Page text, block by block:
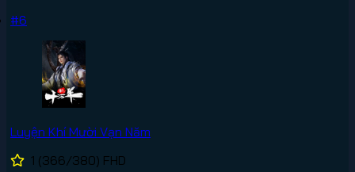
#6
Luyện Khí Mười Vạn Năm
1 (366/380) FHD